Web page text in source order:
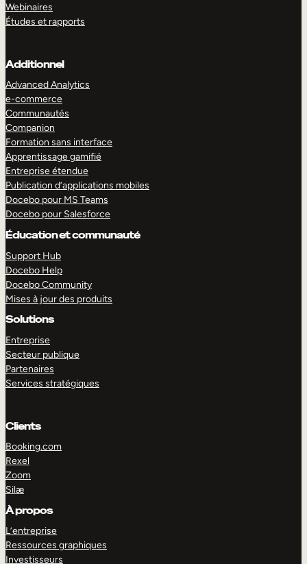
Webinaires
Études et rapports
Additionnel
Advanced Analytics
e-commerce
Communautés
Companion
Formation sans interface
Apprentissage gamifié
Entreprise étendue
Publication d’applications mobiles
Docebo pour MS Teams
Docebo pour Salesforce
Éducation et communauté
Support Hub
Docebo Help
Docebo Community
Mises à jour des produits
Solutions
Entreprise
Secteur publique
Partenaires
Services stratégiques
Clients
Booking.com
Rexel
Zoom
Silæ
À propos
L’entreprise
Ressources graphiques
Investisseurs